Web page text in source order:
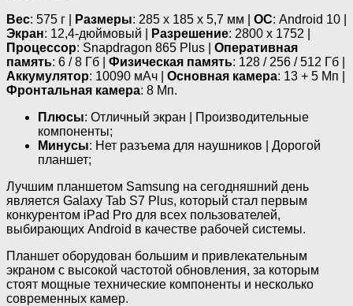
Вес: 575 г | Размеры: 285 х 185 х 5,7 мм | ОС: Android 10 |
Экран: 12,4-дюймовый | Разрешение: 2800 х 1752 |
Процессор: Snapdragon 865 Plus | Оперативная
память: 6 / 8 Гб | Физическая память: 128 / 256 / 512 Гб |
Аккумулятор: 10090 мАч | Основная камера: 13 + 5 Мп |
Фронтальная камера: 8 Мп.
Плюсы: Отличный экран | Производительные
компоненты;
Минусы: Нет разъема для наушников | Дорогой
планшет;
Лучшим планшетом Samsung на сегодняшний день
является Galaxy Tab S7 Plus, который стал первым
конкурентом iPad Pro для всех пользователей,
выбирающих Android в качестве рабочей системы.
Планшет оборудован большим и привлекательным
экраном с высокой частотой обновления, за которым
стоят мощные технические компоненты и несколько
современных камер.